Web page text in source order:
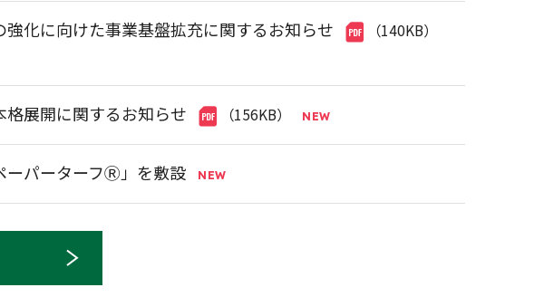
化に向けた事業基盤拡充に関するお知らせ （140KB）
展開に関するお知らせ （156KB）
ーパーターフⓇ」を敷設